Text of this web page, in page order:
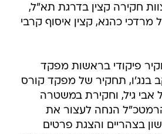
חקירה קצין בדרגת תא"ל,
כהנא, קצין איסוף קרבי
פיקודי בראשות מפקד
יעקב בנג'ו, תחקיר של מפקד קורס
גיל, וחקירת במשטרה
הנחה לעצור את
בצהריים והצגת פרטים